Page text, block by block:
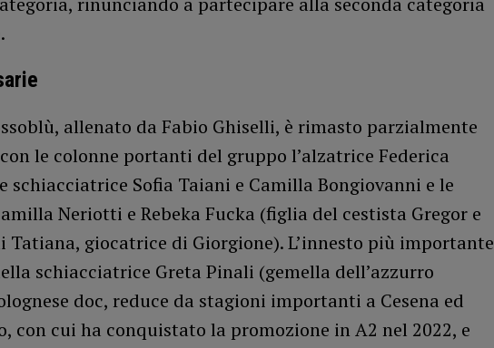
allenato da Fabio Ghiselli, è rimasto parzialmente
le colonne portanti del gruppo l’alzatrice Federica
schiacciatrice Sofia Taiani e Camilla Bongiovanni e le
Neriotti e Rebeka Fucka (figlia del cestista Gregor e
Tatiana, giocatrice di Giorgione). L’innesto più importante
schiacciatrice Greta Pinali (gemella dell’azzurro
doc, reduce da stagioni importanti a Cesena ed
con cui ha conquistato la promozione in A2 nel 2022, e